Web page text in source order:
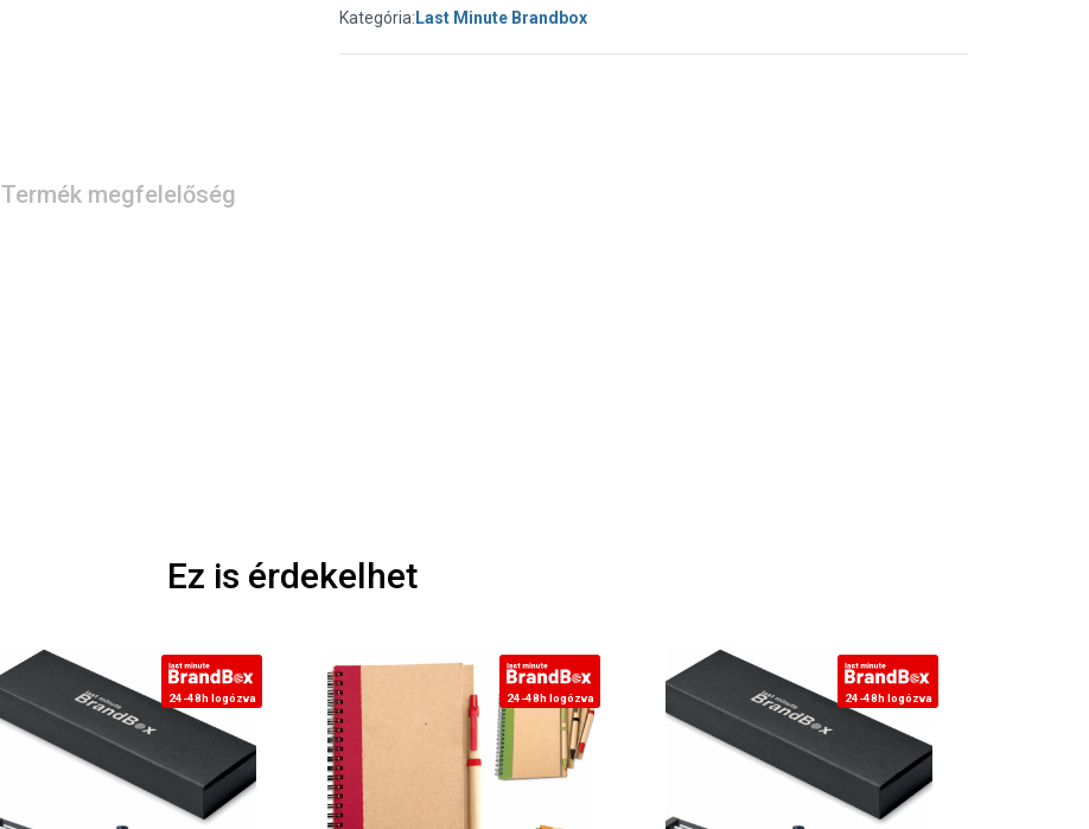
Kategória: Last Minute Brandbox
Termék megfelelőség
Ez is érdekelhet
24-48h logózva 24-48h logózva 24-48h logózva